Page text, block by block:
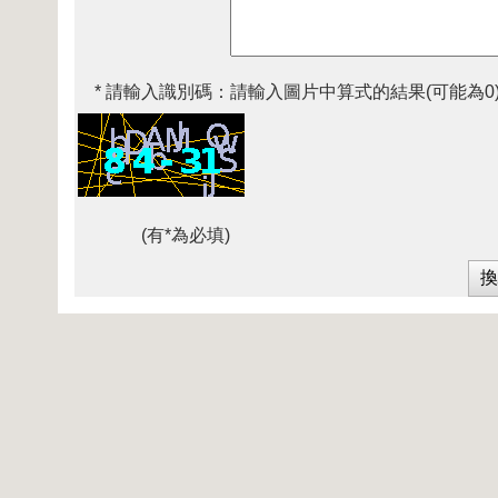
* 請輸入識別碼： 請輸入圖片中算式的結果(可能為
(有*為必填)